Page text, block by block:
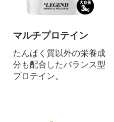
マルチプロテイン
たんぱく質以外の栄養成
分も配合したバランス型
プロテイン。